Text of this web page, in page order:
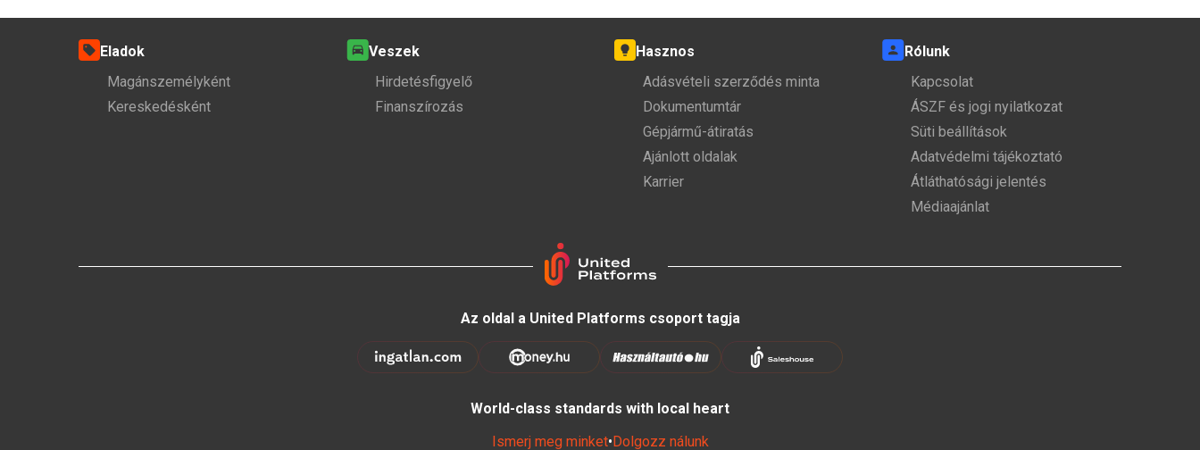
Eladok
Magánszemélyként
Kereskedésként
Veszek
Hirdetésfigyelő
Finanszírozás
Hasznos
Adásvételi szerződés minta
Dokumentumtár
Gépjármű-átiratás
Ajánlott oldalak
Karrier
Rólunk
Kapcsolat
ÁSZF és jogi nyilatkozat
Süti beállítások
Adatvédelmi tájékoztató
Átláthatósági jelentés
Médiaajánlat
Az oldal a United Platforms csoport tagja
World-class standards with local heart
Ismerj meg minket• Dolgozz nálunk